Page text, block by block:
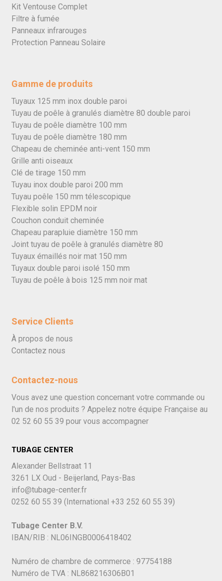
Kit Ventouse Complet
Filtre à fumée
Panneaux infrarouges
Protection Panneau Solaire
Gamme de produits
Tuyaux 125 mm inox double paroi
Tuyau de poêle à granulés diamètre 80 double paroi
Tuyau de poêle diamètre 100 mm
Tuyau de poêle diamètre 180 mm
Chapeau de cheminée anti-vent 150 mm
Grille anti oiseaux
Clé de tirage 150 mm
Tuyau inox double paroi 200 mm
Tuyau poêle 150 mm télescopique
Flexible solin EPDM noir
Couchon conduit cheminée
Chapeau parapluie diamètre 150 mm
Joint tuyau de poêle à granulés diamètre 80
Tuyaux émaillés noir mat 150 mm
Tuyaux double paroi isolé 150 mm
Tuyau de poêle à bois 125 mm noir mat
Service Clients
À propos de nous
Contactez nous
Contactez-nous
Vous avez une question concernant votre commande ou
l'un de nos produits ? Appelez notre équipe Française au
02 52 60 55 39 pour vous accompagner
TUBAGE CENTER
Alexander Bellstraat 11
3261 LX Oud - Beijerland, Pays-Bas
info@tubage-center.fr
0252 60 55 39 (International +33 252 60 55 39)
Tubage Center B.V.
IBAN/RIB : NL06INGB0006418402
Numéro de chambre de commerce : 97754188
Numéro de TVA : NL868216306B01